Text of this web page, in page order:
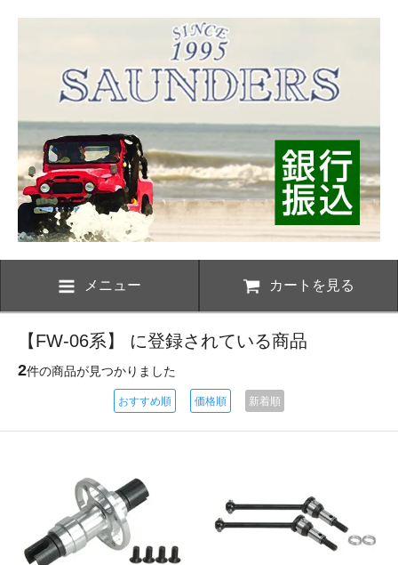
メニュー カートを見る
【FW-06系】 に登録されている商品
2件の商品が見つかりました
おすすめ順 価格順 新着順